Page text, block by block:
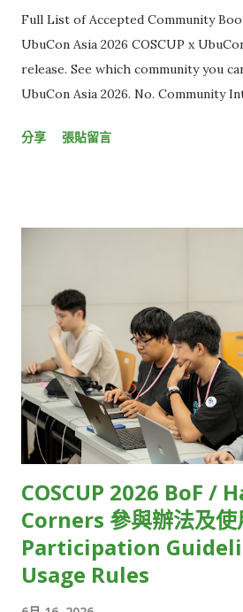
播約延遲 5 到 10 秒，而 YouTube、
OTT 平台，延遲大多介於 15 秒至 30 秒
秒的「超低延遲」（Ultra Low Latency
離，這也讓現有直播內容的互動效果有
所需流程多到難以想像。 KKStream 執
力。」Kevin 說。 另一個挑戰則在於，
（如Apple、Google）雖然有提供低延
並未說明實際的執行細節，因此串流技
限於技術瓶頸，目前大多數的直播串流
規模和影像品質三者間取捨。例如，常
Zoom、Google Meet，雖然延遲相對
Full List of Accepted Community
UbuCon Asia 2026 COSCUP x
release. See which community you
UbuCon Asia 2026. No. Community
HackMD 03 Cloud Native Taiwan
HackMD 12 OpenEverest HackMD 13
Community HackMD 14 OSPN (Open
Network) Japan HackMD 15
opencocon distribution HackMD 17
Foundation HackMD 18 GDG TW
Groups Taiwan) HackMD 19 FediDev
HackMD 20 Blockchain and
Open-EP (E-Paper) Community
HackMD 23 ...
分享 張貼留言
COSCUP 2026 BoF /
Corners 參與辦法及使
Participation
Usage Rules